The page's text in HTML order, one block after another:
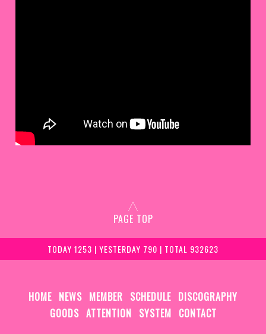
PAGE TOP
TODAY 1253 | YESTERDAY 790 | TOTAL 932623
HOME NEWS MEMBER SCHEDULE DISCOGRAPHY
GOODS ATTENTION SYSTEM CONTACT